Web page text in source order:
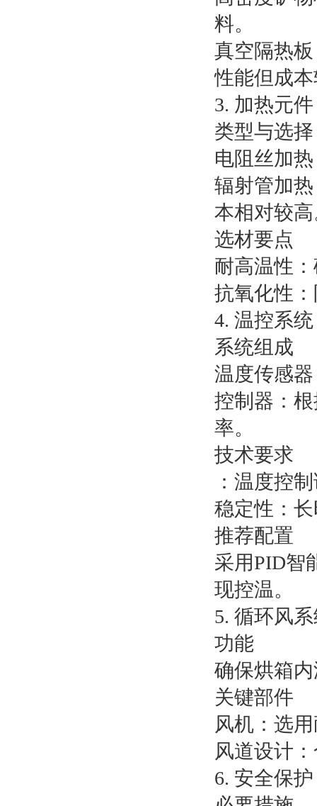
料。
真空隔热
性能但成
3. 加热元件
类型与选择
电阻丝加
辐射管加
本相对较
选材要点
耐高温性
抗氧化性
4. 温控系统
系统组成
温度传感
控制器：
率。
技术要求
：温度控
稳定性：
推荐配置
采用PID智
现控温。
5. 循环风
功能
确保烘箱
关键部件
风机：选
风道设计
6. 安全保护